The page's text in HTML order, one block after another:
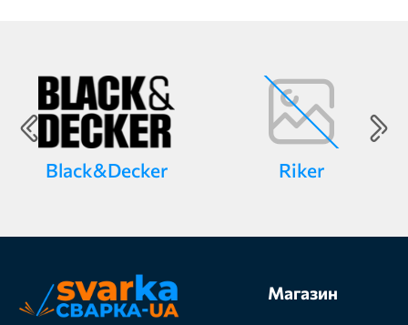
Black&Decker Riker
Магазин